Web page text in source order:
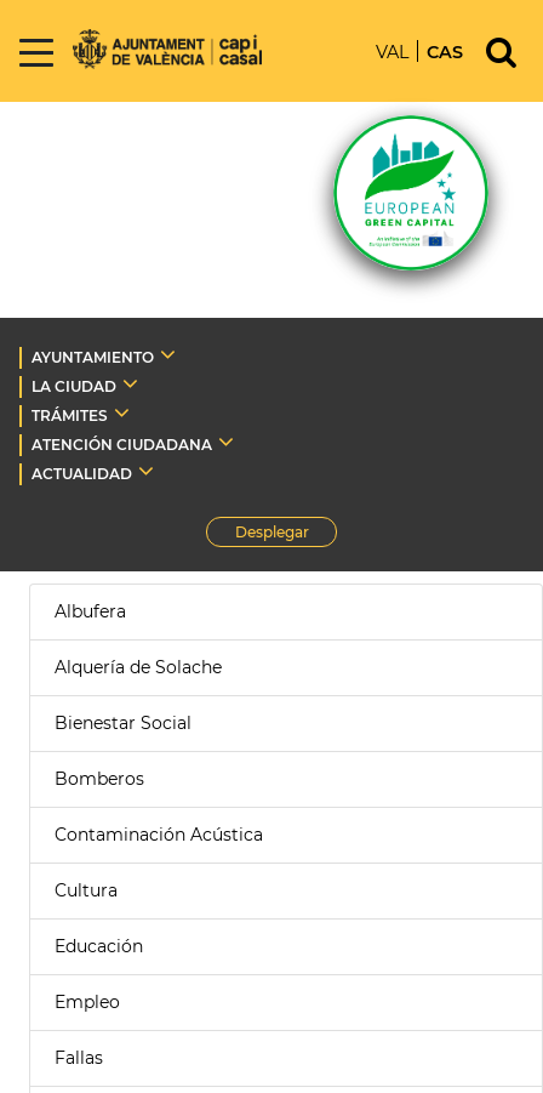
VAL CAS
AYUNTAMIENTO
LA CIUDAD
TRÁMITES
ATENCIÓN CIUDADANA
ACTUALIDAD
Desplegar
Albufera
Alquería de Solache
Bienestar Social
Bomberos
Contaminación Acústica
Cultura
Educación
Empleo
Fallas